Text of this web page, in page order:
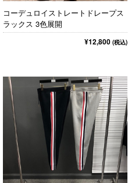
コーデュロイストレートドレープス
ラックス 3色展開
¥12,800 (税込)